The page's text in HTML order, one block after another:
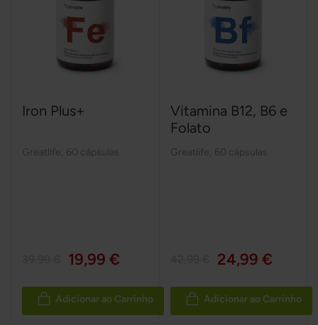
Iron Plus+
Greatlife 60 cápsulas
19,99 €
Adicionar ao Carrinho
Vitamina B12, B6 e
Folato
Greatlife 60 cápsulas
24,99 €
Adicionar ao Carrinho